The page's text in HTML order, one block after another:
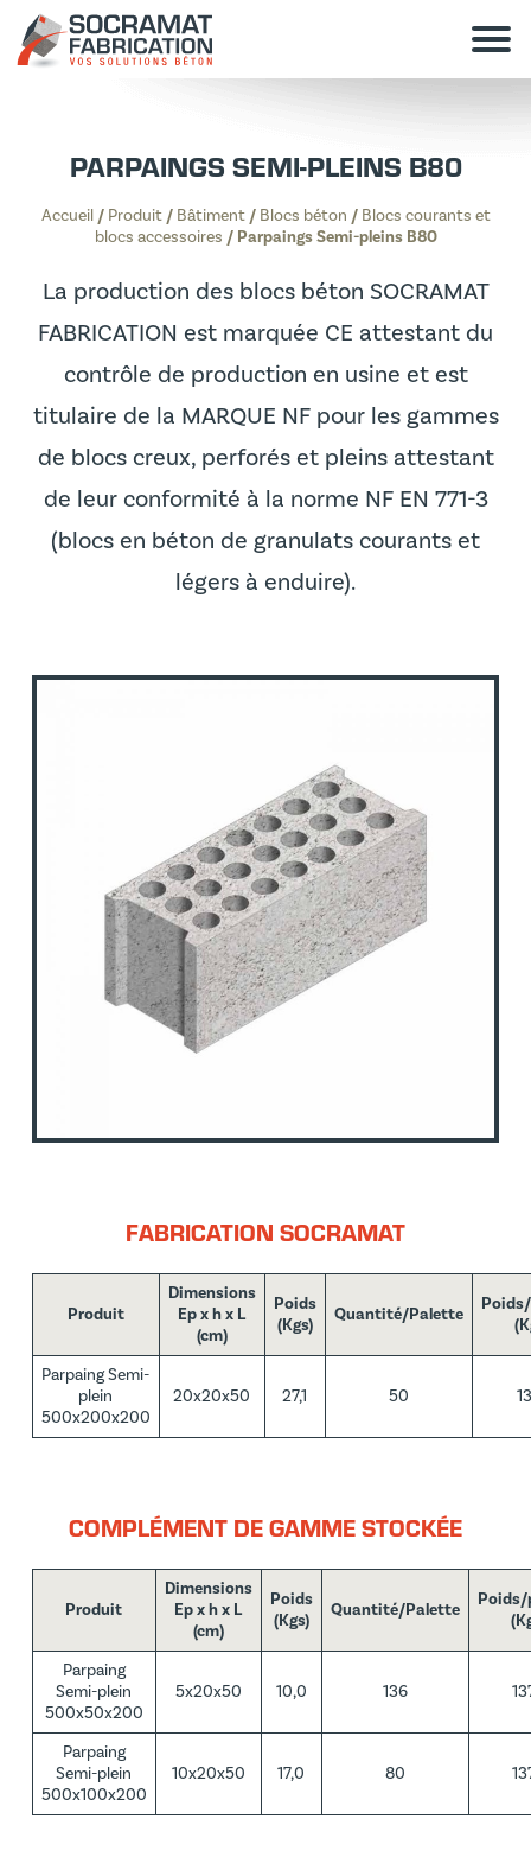
PARPAINGS SEMI-PLEINS B80
Accueil/ Produit/ Bâtiment/ Blocs béton / Blocs courants et
blocs accessoires / Parpaings Semi-pleins B80
La production des blocs béton SOCRAMAT
FABRICATION est marquée CE attestant du
contrôle de production en usine et est
titulaire de la MARQUE NF pour les gammes
de blocs creux, perforés et pleins attestant
de leur conformité à la norme NF EN 771-3
(blocs en béton de granulats courants et
légers à enduire).
FABRICATION SOCRAMAT
Produit
Dimensions
Ep x h x L
(cm)
Poids
(Kgs)
Quantité/Palette
Parpaing Semi-
plein
500x200x200
20x20x50 27,1 50
COMPLÉMENT DE GAMME STOCKÉE
Produit
Dimensions
Ep x h x L
(cm)
Poids
(Kgs)
Quantité/Palette
Parpaing
Semi-plein
500x50x200
5x20x50 10,0 136
Parpaing
Semi-plein
500x100x200
10x20x50 17,0 80